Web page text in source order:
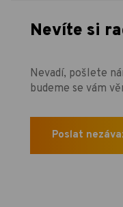
Nevíte si
Nevadí, pošlete
budeme se vám
Poslat